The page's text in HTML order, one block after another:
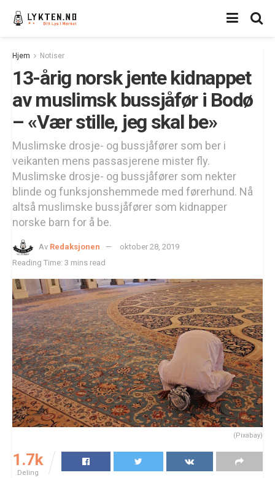
Hjem Notiser
13-årig norsk jente kidnappet
av muslimsk bussjåfør i Bodø
– «Vær stille, jeg skal be»
Muslimske drosje- og bussjåfører som ber i
veikanten mens passasjerene mister fly.
Muslimske drosje- og bussjåfører som nekter
blinde og funksjonshemmede med førerhund. Nå
altså muslimske bussjåfører som kidnapper
norske barn for å be.
Av Redaksjonen
oktober 28, 2019
Reading Time: 3 mins read
(Pixabay)
1.7k
Deling